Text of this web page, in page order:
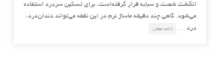
انگشت شصت و سبابه قرار گرفته‌است، برای تسکین سردرد استفاده
می‌شود. گاهی چند دقیقه ماساژ نرم در این نقطه می‌تواند دندان‌درد،
درد …
ادامه مطلب